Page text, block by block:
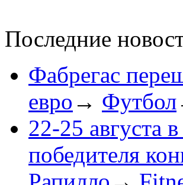
Последние
Фабрегас
евро → Футбол
22-25 августа
победителя